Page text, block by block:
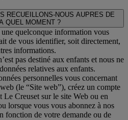
RECUEILLONS-NOUS AUPRES DE
QUEL MOMENT ?
quelconque information vous
de vous identifier, soit directement,
informations.
pas destiné aux enfants et nous ne
relatives aux enfants.
personnelles vous concernant
(le “Site web”), créez un compte
Creuset sur le site Web ou en
lorsque vous vous abonnez à nos
fonction de votre demande ou de